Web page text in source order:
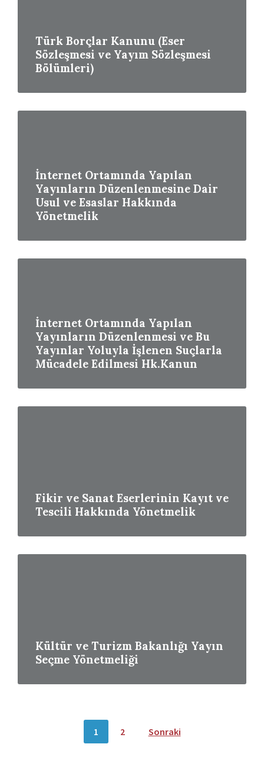
Türk Borçlar Kanunu (Eser
Sözleşmesi ve Yayım Sözleşmesi
Bölümleri)
İnternet Ortamında Yapılan
Yayınların Düzenlenmesine Dair
Usul ve Esaslar Hakkında
Yönetmelik
Read
İnternet Ortamında Yapılan
Yayınların Düzenlenmesi ve Bu
Yayınlar Yoluyla İşlenen Suçlarla
Mücadele Edilmesi Hk.Kanun
Read
Fikir ve Sanat Eserlerinin Kayıt ve
Tescili Hakkında Yönetmelik
Read
Kültür ve Turizm Bakanlığı Yayın
Seçme Yönetmeliği
Read
1 2 Sonraki